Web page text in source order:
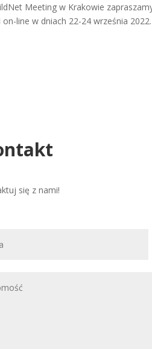
Meeting w Krakowie
line w dniach 22-24 września 2022.
się z nami!